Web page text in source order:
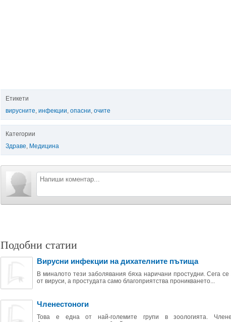
Етикети
вирусните, инфекции, опасни, очите
Категории
Здраве, Медицина
Подобни статии
Вирусни инфекции на дихателните пътища
В миналото тези заболявания бяха наричани простудни. Сега
от вируси, а простудата само благоприятства проникването...
Членестоноги
Това е една от най-големите групи в зоологията.